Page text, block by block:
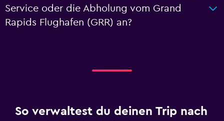
Service oder die Abholung vom Grand
Rapids Flughafen (GRR) an?
So verwaltest du deinen Trip nach